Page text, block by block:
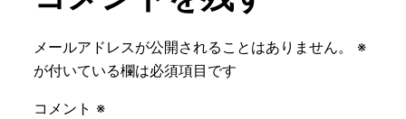
メールアドレスが公開されることはありません。
※
が付いている欄は必須項目です
コメント ※